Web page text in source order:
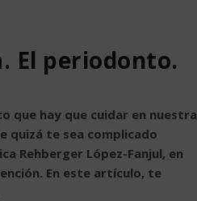
El periodonto.
que hay que cuidar en nuestra
quizá te sea complicado
Rehberger López-Fanjul, en
En este artículo, te